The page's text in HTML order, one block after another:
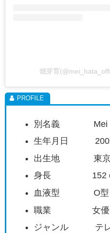
畑芽育
別名義 Mei
生年月日 2002
出生地 東京
身長 152
血液型 O型
職業 女優、
ジャンル テレ